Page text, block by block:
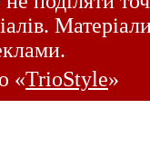
«TrioStyle»